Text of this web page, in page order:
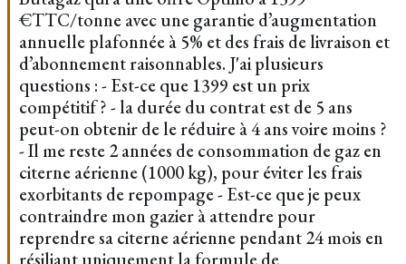
€TTC/tonne avec une garantie d’augmentation
annuelle plafonnée à 5% et des frais de livraison et
d’abonnement raisonnables. J'ai plusieurs
questions : - Est-ce que 1399 est un prix
compétitif ? - la durée du contrat est de 5 ans
peut-on obtenir de le réduire à 4 ans voire moins ?
- Il me reste 2 années de consommation de gaz en
citerne aérienne (1000 kg), pour éviter les frais
exorbitants de repompage - Est-ce que je peux
contraindre mon gazier à attendre pour
reprendre sa citerne aérienne pendant 24 mois en